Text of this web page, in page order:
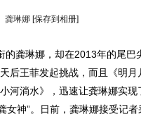
龚琳娜 [保存到相册]
琳娜，却在2013年的尾巴
后王菲发起挑战，而且《明
河淌水》，迅速让龚琳娜实现
神”。日前，龚琳娜接受记者